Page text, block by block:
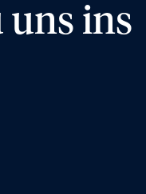
uns ins